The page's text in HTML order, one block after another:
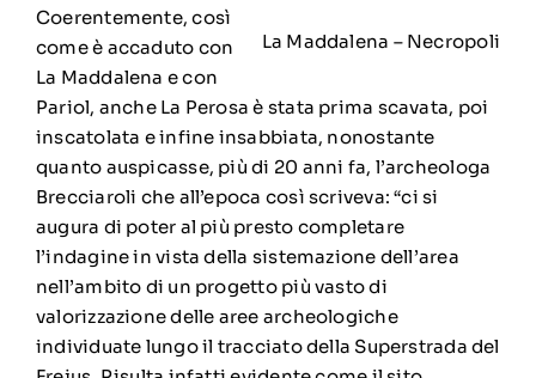
La Maddalena – Necropoli
Coerentemente, così
come è accaduto con
La Maddalena e con
Pariol, anche La Perosa è stata prima scavata, poi
inscatolata e infine insabbiata, nonostante
quanto auspicasse, più di 20 anni fa, l’archeologa
Brecciaroli che all’epoca così scriveva: “ci si
augura di poter al più presto completare
l’indagine in vista della sistemazione dell’area
nell’ambito di un progetto più vasto di
valorizzazione delle aree archeologiche
individuate lungo il tracciato della Superstrada del